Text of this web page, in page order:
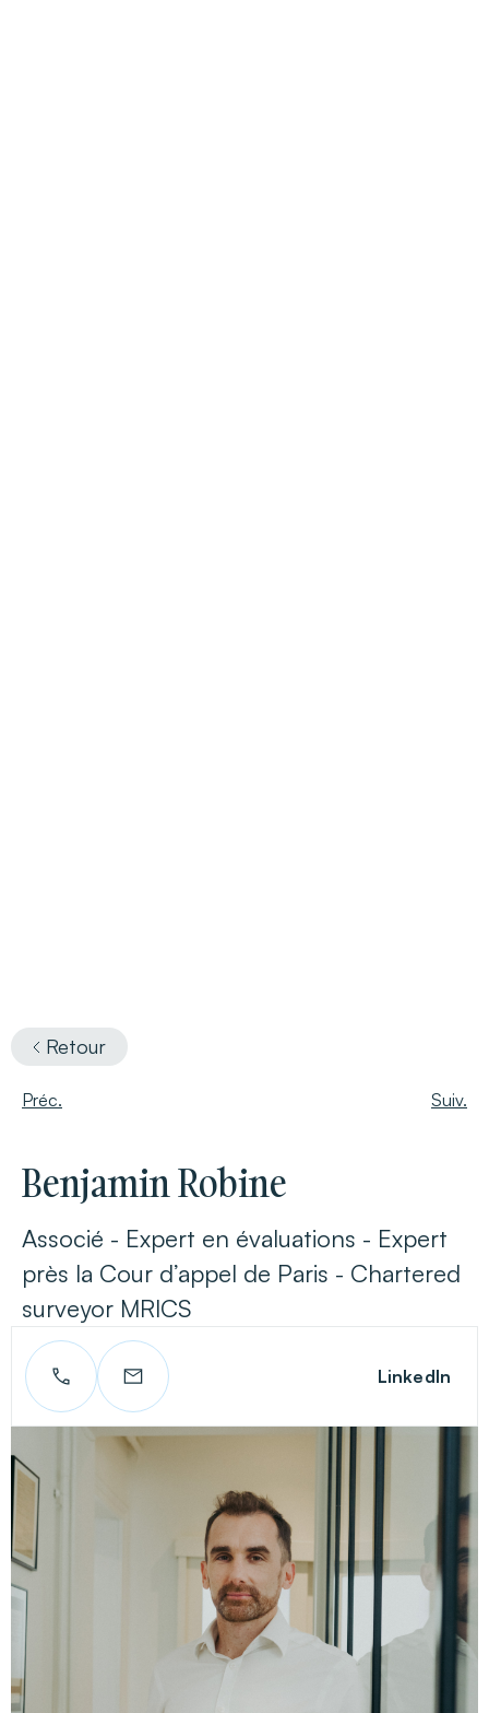
Retour
Benjamin Robine
Associé - Expert en évaluations - Expert
près la Cour d’appel de Paris - Chartered
surveyor MRICS
Préc. Suiv.
LinkedIn